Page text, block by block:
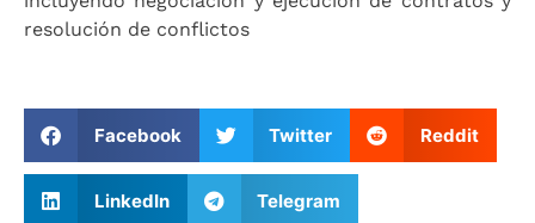
resolución de conflictos
Facebook Twitter Reddit
LinkedIn Telegram